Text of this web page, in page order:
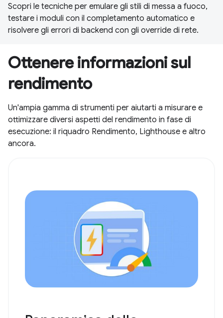
Scopri le tecniche per emulare gli stili di messa a fuoco,
testare i moduli con il completamento automatico e
risolvere gli errori di backend con gli override di rete.
Ottenere informazioni sul
rendimento
Un'ampia gamma di strumenti per aiutarti a misurare e
ottimizzare diversi aspetti del rendimento in fase di
esecuzione: il riquadro Rendimento, Lighthouse e altro
ancora.